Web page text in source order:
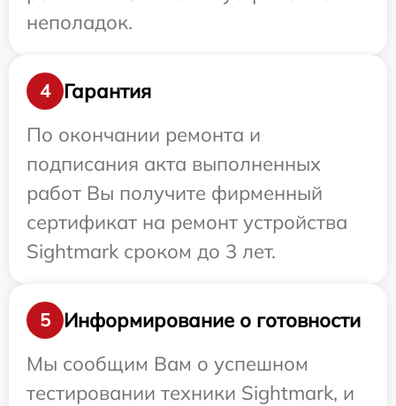
неполадок.
4
Гарантия
По окончании ремонта и
подписания акта выполненных
работ Вы получите фирменный
сертификат на ремонт устройства
Sightmark сроком до 3 лет.
5
Информирование о готовности
Мы сообщим Вам о успешном
тестировании техники Sightmark, и